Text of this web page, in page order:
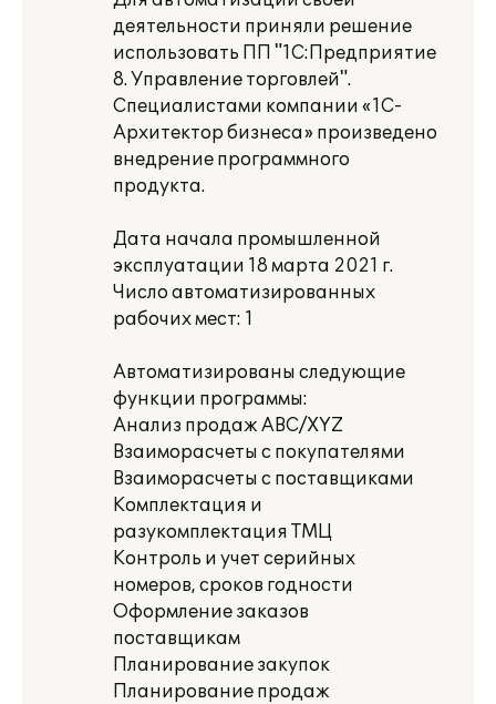
деятельности приняли решение
использовать ПП "1С:Предприятие
8. Управление торговлей".
Специалистами компании «1С-
Архитектор бизнеса» произведено
внедрение программного
продукта.
Дата начала промышленной
эксплуатации 18 марта 2021 г.
Число автоматизированных
рабочих мест: 1
Автоматизированы следующие
функции программы:
Анализ продаж ABC/XYZ
Взаиморасчеты с покупателями
Взаиморасчеты с поставщиками
Комплектация и
разукомплектация ТМЦ
Контроль и учет серийных
номеров, сроков годности
Оформление заказов
поставщикам
Планирование закупок
Планирование продаж